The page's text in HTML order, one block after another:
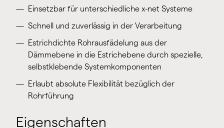
Einsetzbar für unterschiedliche x-net Systeme
Schnell und zuverlässig in der Verarbeitung
Estrichdichte Rohrausfädelung aus der
Dämmebene in die Estrichebene durch spezielle,
selbstklebende Systemkomponenten
Erlaubt absolute Flexibilität bezüglich der
Rohrführung
Eigenschaften